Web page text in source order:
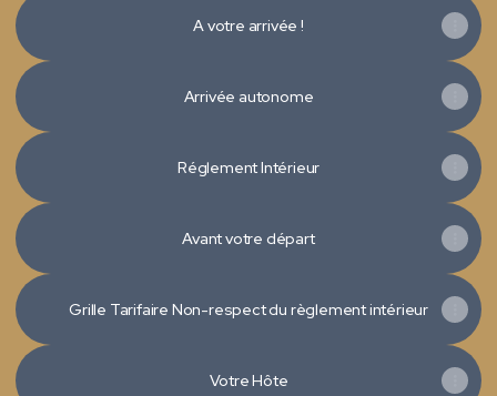
A votre arrivée !
Arrivée autonome
Réglement Intérieur
Avant votre départ
Grille Tarifaire Non-respect du règlement intérieur
Votre Hôte